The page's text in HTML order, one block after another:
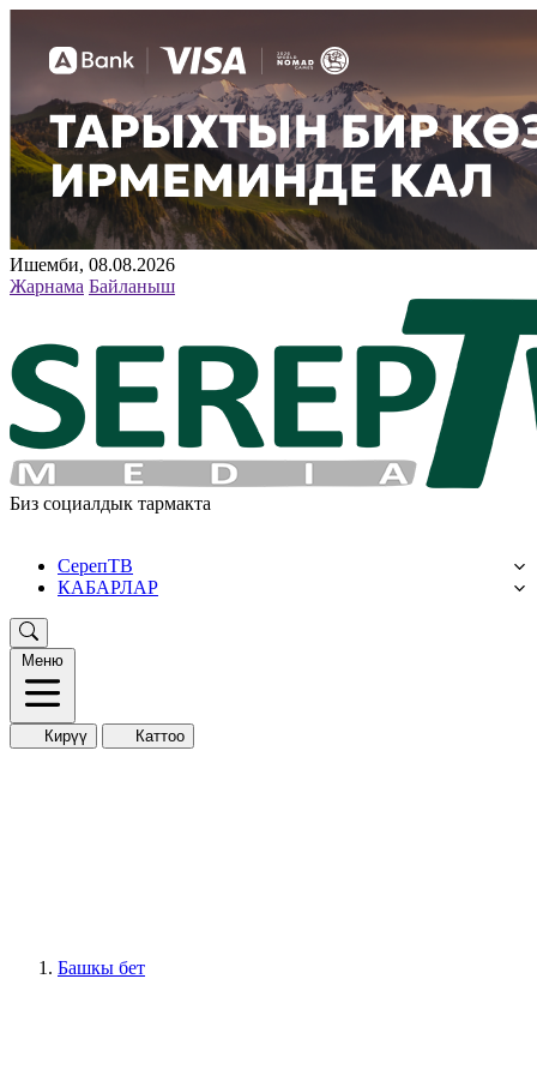
Ишемби, 08.08.2026
Жарнама Байланыш
Биз социалдык тармакта
СерепТВ
КАБАРЛАР
Меню
Кирүү Каттоо
Башкы бет